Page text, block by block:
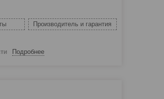
Производитель и гарантия
Подробнее